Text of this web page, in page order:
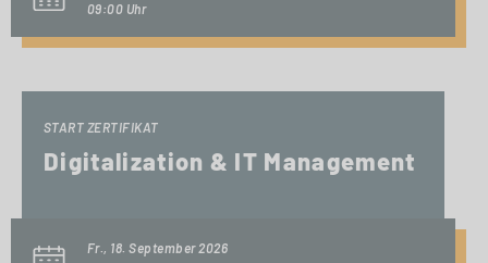
09:00 Uhr
START ZERTIFIKAT
Digitalization & IT Management
Fr., 18. September 2026